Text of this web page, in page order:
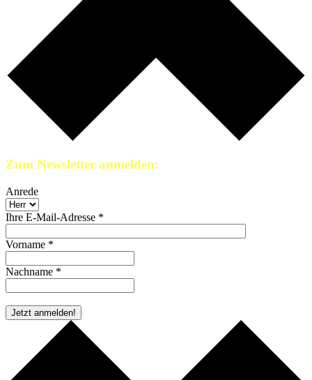
Zum Newsletter anmelden:
Anrede
Ihre E-Mail-Adresse *
Vorname *
Nachname *